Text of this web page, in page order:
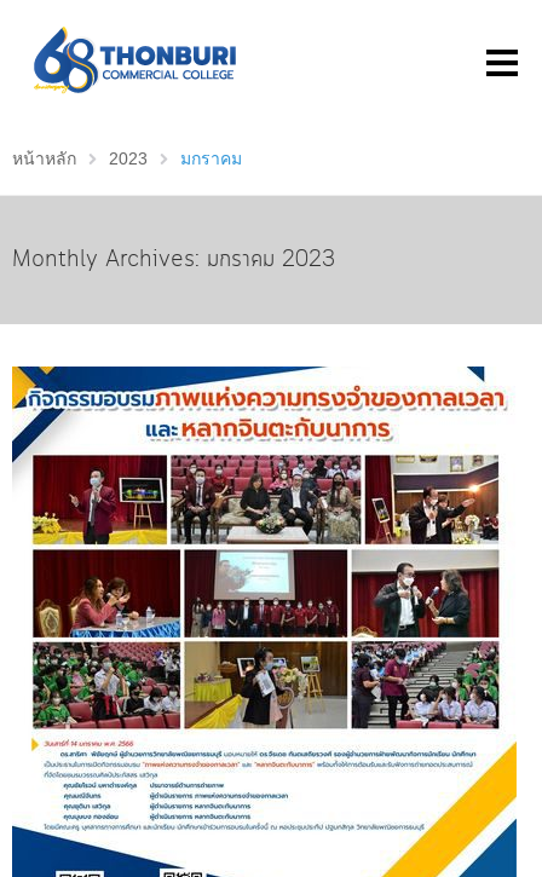
หน้าหลัก 2023 มกราคม
Monthly Archives: มกราคม 2023